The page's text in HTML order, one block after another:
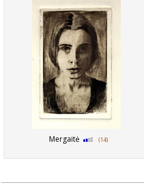
Mergaitė (14)